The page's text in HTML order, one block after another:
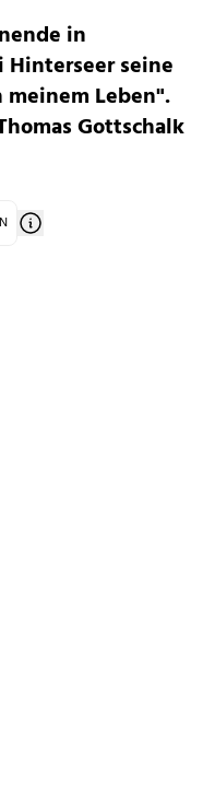
in
seine
Leben".
Gottschalk